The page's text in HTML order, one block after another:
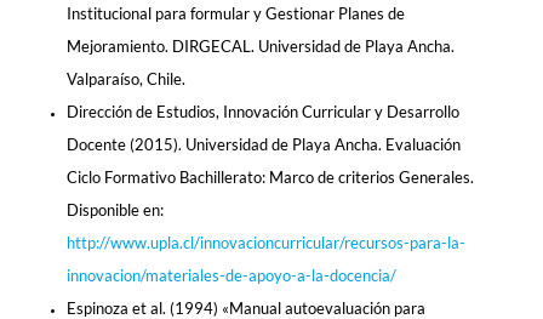
Institucional para formular y Gestionar Planes de
Mejoramiento. DIRGECAL. Universidad de Playa Ancha.
Valparaíso, Chile.
Dirección de Estudios, Innovación Curricular y Desarrollo
Docente (2015). Universidad de Playa Ancha. Evaluación
Ciclo Formativo Bachillerato: Marco de criterios Generales.
Disponible en:
http://www.upla.cl/innovacioncurricular/recursos-para-la-
innovacion/materiales-de-apoyo-a-la-docencia/
Espinoza et al. (1994) «Manual autoevaluación para